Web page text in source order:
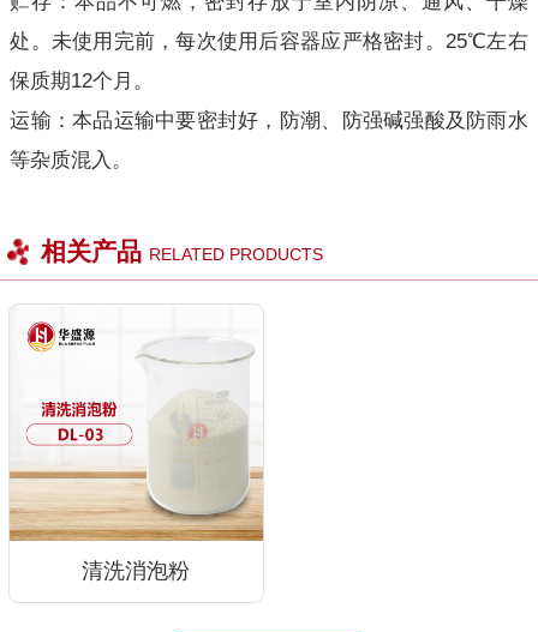
处。未使用完前，每次使用后容器应严格密封。25℃左右
保质期12个月。
运输：本品运输中要密封好，防潮、防强碱强酸及防雨水
等杂质混入。
相关产品 RELATED PRODUCTS
清洗消泡粉